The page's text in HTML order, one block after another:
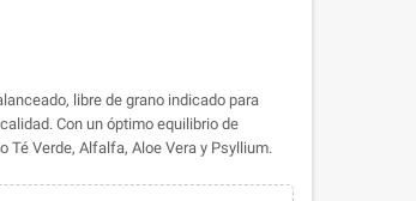
libre de grano indicado para
Con un óptimo equilibrio de
Verde, Alfalfa, Aloe Vera y Psyllium.